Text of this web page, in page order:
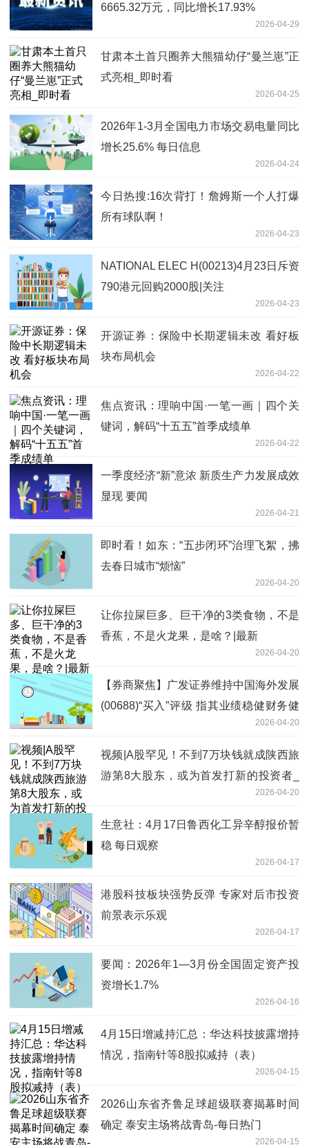
6665.32万元，同比增长17.93%
2026-04-29
甘肃本土首只圈养大熊猫幼仔“曼兰崽”正
式亮相_即时看
2026-04-25
2026年1-3月全国电力市场交易电量同比
增长25.6% 每日信息
2026-04-24
今日热搜:16次背打！詹姆斯一个人打爆
所有球队啊！
2026-04-23
NATIONAL ELEC H(00213)4月23日斥资
790港元回购2000股|关注
2026-04-23
开源证券：保险中长期逻辑未改 看好板
块布局机会
2026-04-22
焦点资讯：理响中国·一笔一画｜四个关
键词，解码“十五五”首季成绩单
2026-04-22
一季度经济“新”意浓 新质生产力发展成效
显现 要闻
2026-04-21
即时看！如东：“五步闭环”治理飞絮，拂
去春日城市“烦恼”
2026-04-20
让你拉屎巨多、巨干净的3类食物，不是
香蕉，不是火龙果，是啥？|最新
2026-04-20
【券商聚焦】广发证券维持中国海外发展
(00688)“买入”评级 指其业绩稳健财务健
2026-04-20
视频|A股罕见！不到7万块钱就成陕西旅
游第8大股东，或为首发打新的投资者_
2026-04-20
生意社：4月17日鲁西化工异辛醇报价暂
稳 每日观察
2026-04-17
港股科技板块强势反弹 专家对后市投资
前景表示乐观
2026-04-17
要闻：2026年1—3月份全国固定资产投
资增长1.7%
2026-04-16
4月15日增减持汇总：华达科技披露增持
情况，指南针等8股拟减持（表）
2026-04-15
2026山东省齐鲁足球超级联赛揭幕时间
确定 泰安主场将战青岛-每日热门
2026-04-15